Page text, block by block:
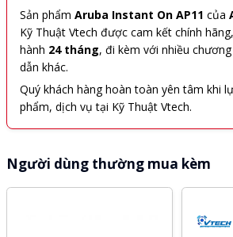
Sản phẩm Aruba Instant On AP11 của
Kỹ Thuật Vtech được cam kết chính
hành 24 tháng, đi kèm với nhiều
dẫn khác.
Quý khách hàng hoàn toàn yên tâm khi
phẩm, dịch vụ tại Kỹ Thuật Vtech.
Người dùng thường mua kèm